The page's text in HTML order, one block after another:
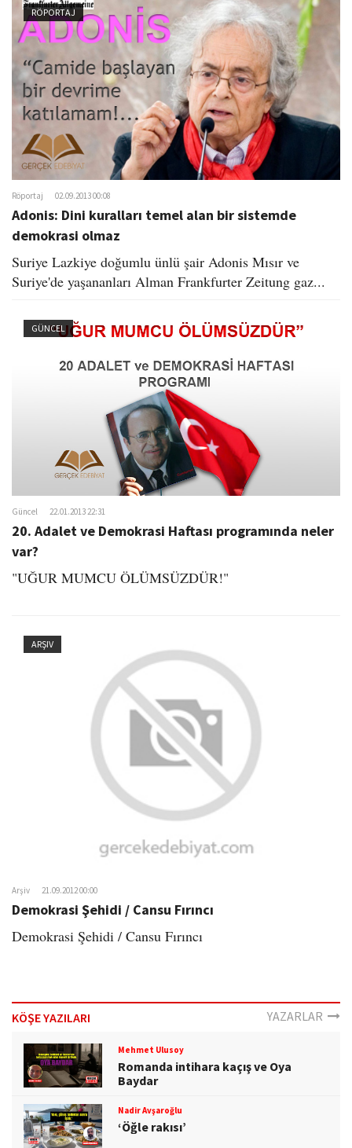
RÖPORTAJ
Röportaj 02.09.2013 00:08
Adonis: Dini kuralları temel alan bir sistemde
demokrasi olmaz
Suriye Lazkiye doğumlu ünlü şair Adonis Mısır ve
Suriye'de yaşananları Alman Frankfurter Zeitung gaz...
GÜNCEL
Güncel 22.01.2013 22:31
20. Adalet ve Demokrasi Haftası programında neler
var?
"UĞUR MUMCU ÖLÜMSÜZDÜR!"
ARŞIV
Arşiv 21.09.2012 00:00
Demokrasi Şehidi / Cansu Fırıncı
Demokrasi Şehidi / Cansu Fırıncı
KÖŞE YAZILARI YAZARLAR
Mehmet Ulusoy
Romanda intihara kaçış ve Oya
Baydar
Nadir Avşaroğlu
‘Öğle rakısı’